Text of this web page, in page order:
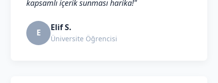
kapsamlı içerik sunması harika!"
E Elif S.
Üniversite Öğrencisi